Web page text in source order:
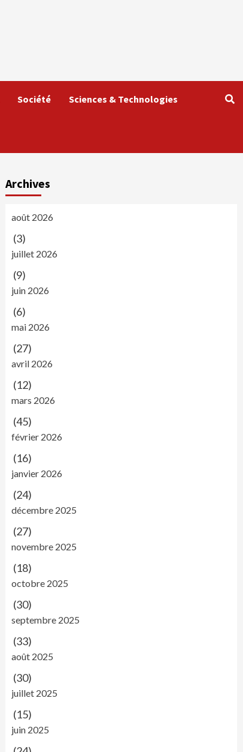
Société Sciences & Technologies
Archives
août 2026
(3)
juillet 2026
(9)
juin 2026
(6)
mai 2026
(27)
avril 2026
(12)
mars 2026
(45)
février 2026
(16)
janvier 2026
(24)
décembre 2025
(27)
novembre 2025
(18)
octobre 2025
(30)
septembre 2025
(33)
août 2025
(30)
juillet 2025
(15)
juin 2025